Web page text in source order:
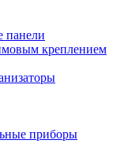
панели
креплением
приборы